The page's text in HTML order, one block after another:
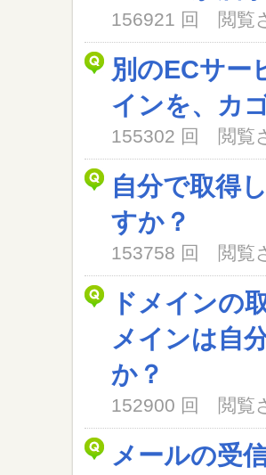
156921 回 閲覧
別のECサー
インを、カ
155302 回 閲覧
自分で取得
すか？
153758 回 閲覧
ドメインの
メインは自
か？
152900 回 閲覧
メールの受